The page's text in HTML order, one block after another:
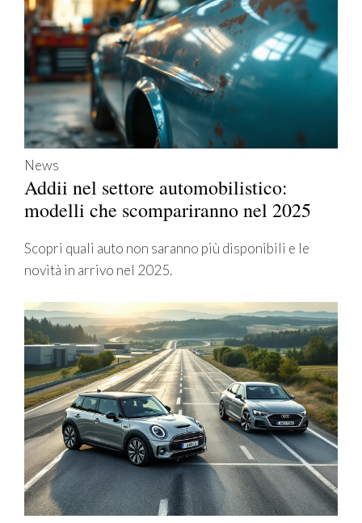
News
Addii nel settore automobilistico:
modelli che scompariranno nel 2025
Scopri quali auto non saranno più disponibili e le
novità in arrivo nel 2025.